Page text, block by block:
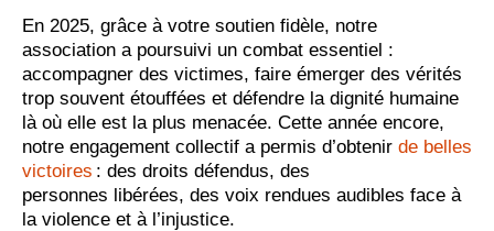
En 2025, grâce à votre soutien fidèle, notre
association a poursuivi un combat essentiel :
accompagner des victimes, faire émerger des vérités
trop souvent étouffées et défendre la dignité humaine
là où elle est la plus menacée. Cette année encore,
notre engagement collectif a permis d’obtenir de belles
victoires : des droits défendus, des
personnes libérées, des voix rendues audibles face à
la violence et à l’injustice.